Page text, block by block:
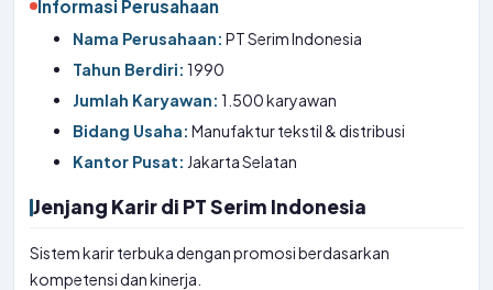
Informasi Perusahaan
Nama Perusahaan: PT Serim Indonesia
Tahun Berdiri: 1990
Jumlah Karyawan: 1.500 karyawan
Bidang Usaha: Manufaktur tekstil & distribusi
Kantor Pusat: Jakarta Selatan
Jenjang Karir di PT Serim Indonesia
Sistem karir terbuka dengan promosi berdasarkan
kompetensi dan kinerja.